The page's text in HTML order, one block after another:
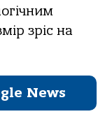
зріс на
News